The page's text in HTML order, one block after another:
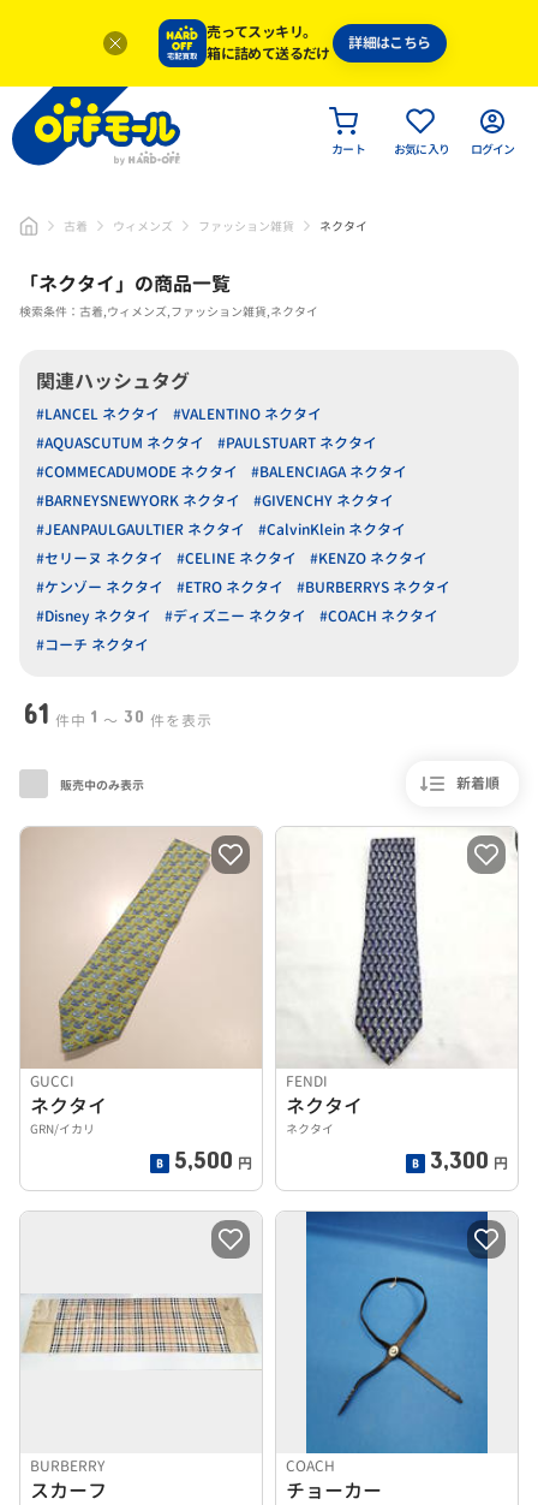
売ってスッキリ。
箱に詰めて送るだけ
詳細はこちら
カート お気に入り ログイン
古着 ウィメンズ ファッション雑貨 ネクタイ
「ネクタイ」 の商品一覧
検索条件：古着,ウィメンズ,ファッション雑貨,ネクタイ
関連ハッシュタグ
#LANCEL ネクタイ
#VALENTINO ネクタイ
#AQUASCUTUM ネクタイ
#PAULSTUART ネクタイ
#COMMECADUMODE ネクタイ
#BALENCIAGA ネクタイ
#BARNEYSNEWYORK ネクタイ
#GIVENCHY ネクタイ
#JEANPAULGAULTIER ネクタイ
#CalvinKlein ネクタイ
#セリーヌ ネクタイ
#CELINE ネクタイ
#KENZO ネクタイ
#ケンゾー ネクタイ
#ETRO ネクタイ
#BURBERRYS ネクタイ
#Disney ネクタイ
#ディズニー ネクタイ
#COACH ネクタイ
#コーチ ネクタイ
61 件中 1 〜 30 件を表示
新着順
販売中のみ表示
GUCCI
ネクタイ
GRN/イカリ
5,500 円
FENDI
ネクタイ
ネクタイ
3,300 円
BURBERRY
スカーフ
COACH
チョーカー